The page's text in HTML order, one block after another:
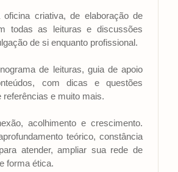
criativa, de elaboração de
todas as leituras e discussões
de si enquanto profissional.
de leituras, guia de apoio
com dicas e questões
referências e muito mais.
acolhimento e crescimento.
teórico, constância
atender, ampliar sua rede de
forma ética.